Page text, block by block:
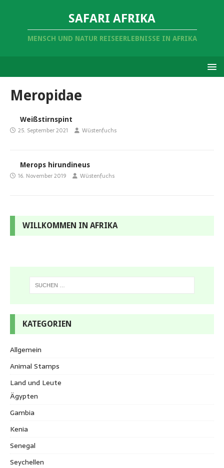
SAFARI AFRIKA
MENSCH UND NATUR REISEERLEBNISSE IN AFRIKA
Meropidae
Weißstirnspint
25. September 2021 Wüstenfuchs
Merops hirundineus
16. November 2019 Wüstenfuchs
WILLKOMMEN IN AFRIKA
KATEGORIEN
Allgemein
Animal Stamps
Land und Leute
Ägypten
Gambia
Kenia
Senegal
Seychellen